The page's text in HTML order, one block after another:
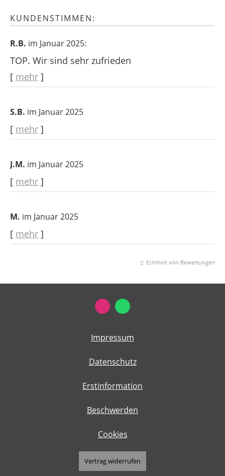
KUNDENSTIMMEN:
R.B. im Januar 2025:
TOP. Wir sind sehr zufrieden
[ mehr ]
S.B. im Januar 2025
[ mehr ]
J.M. im Januar 2025
[ mehr ]
M. im Januar 2025
[ mehr ]
Echtheit von Bewertungen
Impressum
Datenschutz
Erstinformation
Beschwerden
Cookies
Vertrag widerrufen